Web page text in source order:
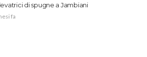
di spugne a Jambiani
fa